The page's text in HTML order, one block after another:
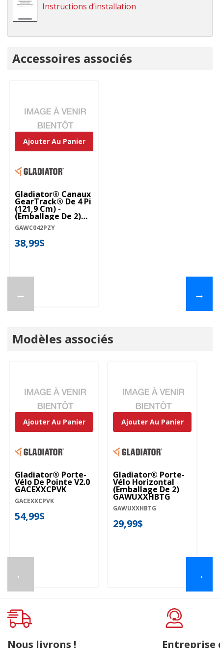
Instructions d’installation
personnalisé
Accessoires associés
←
Gladiator® Canaux
GearTrack® De 4 Pi
(121,9 Cm) -
(emballage De 2)
GAWC042PZY
GAWC042PZY
38,99$
Ajouter Au Panier
→
Modèles associés
←
Gladiator® Porte-
Vélo De Pointe V2.0
GACEXXCPVK
GACEXXCPVK
54,99$
Ajouter Au Panier
Gladiator® Porte-
Vélo Horizontal
(emballage De 2)
GAWUXXHBTG
GAWUXXHBTG
29,99$
Ajouter Au Panier
→
Nous livrons !
Entreprise